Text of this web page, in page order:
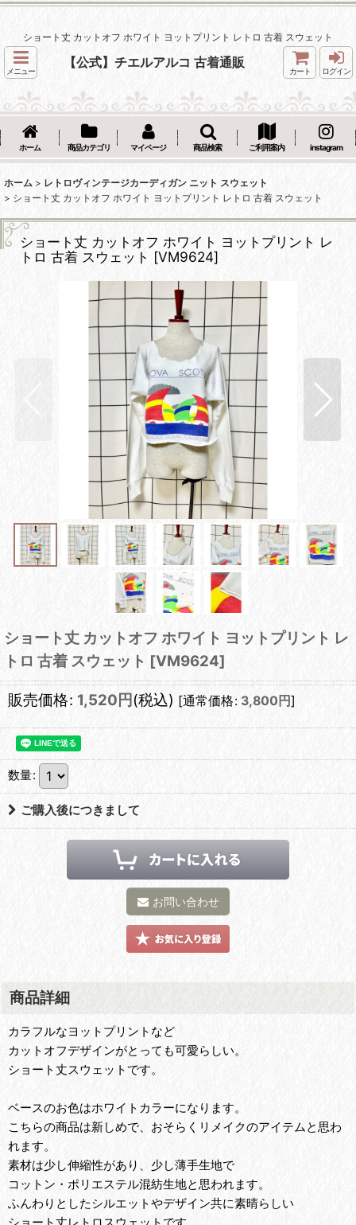
ショート丈 カットオフ ホワイト ヨットプリント レトロ 古着 スウェット
メニュー
【公式】チエルアルコ 古着通販
カート ログイン
ホーム 商品カテゴリ マイページ 商品検索 ご利用案内 instagram
ホーム > レトロヴィンテージカーディガン ニット スウェット
> ショート丈 カットオフ ホワイト ヨットプリント レトロ 古着 スウェット
ショート丈 カットオフ ホワイト ヨットプリント レ
トロ 古着 スウェット [VM9624]
ショート丈 カットオフ ホワイト ヨットプリント レ
トロ 古着 スウェット [VM9624]
販売価格: 1,520 円 (税込) [通常価格: 3,800 円]
数量:
ご購入後につきまして
お問い合わせ
商品詳細
カラフルなヨットプリントなど
カットオフデザインがとっても可愛らしい。
ショート丈スウェットです。
ベースのお色はホワイトカラーになります。
こちらの商品は新しめで、おそらくリメイクのアイテムと思わ
れます。
素材は少し伸縮性があり、少し薄手生地で
コットン・ポリエステル混紡生地と思われます。
ふんわりとしたシルエットやデザイン共に素晴らしい